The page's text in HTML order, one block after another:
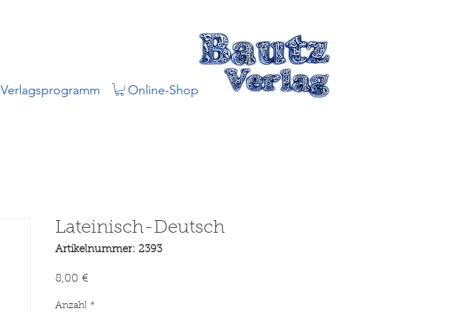
Verlagsprogramm Online-Shop
Lateinisch-Deutsch
Artikelnummer: 2393
8,00 €Preis
Anzahl *